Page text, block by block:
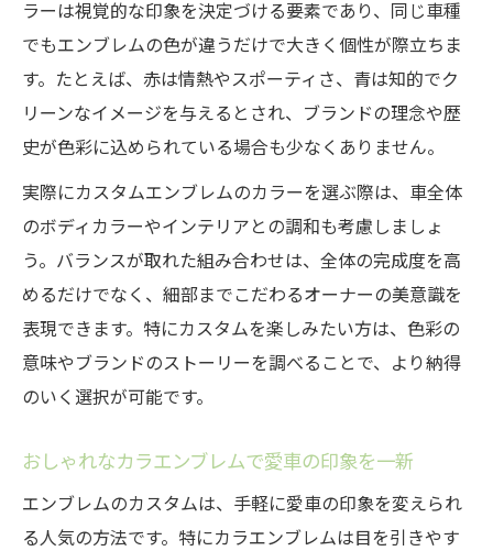
ラーは視覚的な印象を決定づける要素であり、同じ車種
でもエンブレムの色が違うだけで大きく個性が際立ちま
す。たとえば、赤は情熱やスポーティさ、青は知的でク
リーンなイメージを与えるとされ、ブランドの理念や歴
史が色彩に込められている場合も少なくありません。
実際にカスタムエンブレムのカラーを選ぶ際は、車全体
のボディカラーやインテリアとの調和も考慮しましょ
う。バランスが取れた組み合わせは、全体の完成度を高
めるだけでなく、細部までこだわるオーナーの美意識を
表現できます。特にカスタムを楽しみたい方は、色彩の
意味やブランドのストーリーを調べることで、より納得
のいく選択が可能です。
おしゃれなカラエンブレムで愛車の印象を一新
エンブレムのカスタムは、手軽に愛車の印象を変えられ
る人気の方法です。特にカラエンブレムは目を引きやす